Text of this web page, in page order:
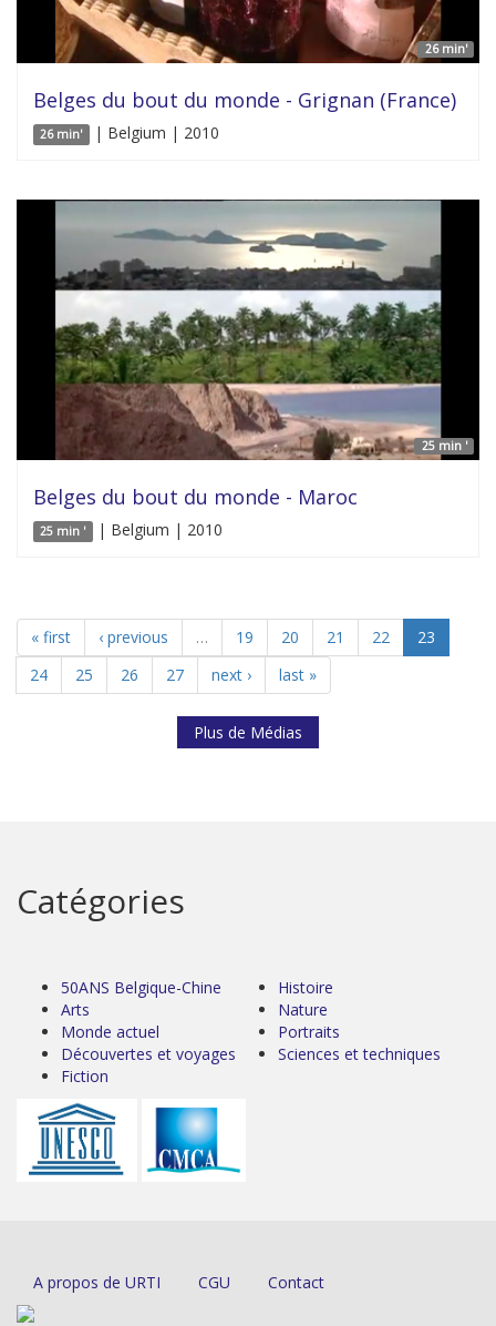
26 min'
Belges du bout du monde - Grignan (France)
26 min' | Belgium | 2010
25 min '
Belges du bout du monde - Maroc
25 min ' | Belgium | 2010
« first ‹ previous … 19 20 21 22
23
24
25 26 27 next › last »
Plus de Médias
Catégories
50ANS Belgique-Chine
Arts
Monde actuel
Découvertes et voyages
Fiction
Histoire
Nature
Portraits
Sciences et techniques
A propos de URTI CGU Contact